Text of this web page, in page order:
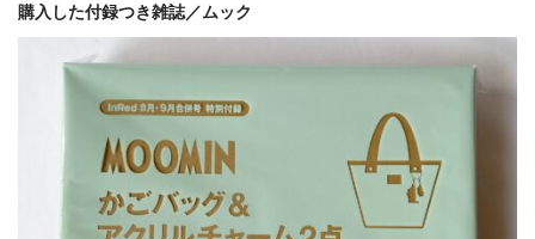
購入した付録つき雑誌／ムック